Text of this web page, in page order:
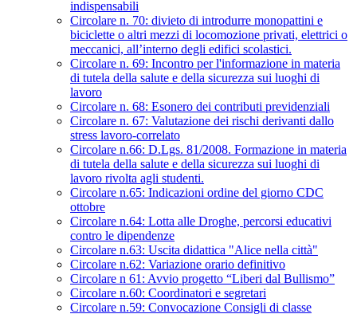
indispensabili
Circolare n. 70: divieto di introdurre monopattini e
biciclette o altri mezzi di locomozione privati, elettrici o
meccanici, all’interno degli edifici scolastici.
Circolare n. 69: Incontro per l'informazione in materia
di tutela della salute e della sicurezza sui luoghi di
lavoro
Circolare n. 68: Esonero dei contributi previdenziali
Circolare n. 67: Valutazione dei rischi derivanti dallo
stress lavoro-correlato
Circolare n.66: D.Lgs. 81/2008. Formazione in materia
di tutela della salute e della sicurezza sui luoghi di
lavoro rivolta agli studenti.
Circolare n.65: Indicazioni ordine del giorno CDC
ottobre
Circolare n.64: Lotta alle Droghe, percorsi educativi
contro le dipendenze
Circolare n.63: Uscita didattica "Alice nella città"
Circolare n.62: Variazione orario definitivo
Circolare n 61: Avvio progetto “Liberi dal Bullismo”
Circolare n.60: Coordinatori e segretari
Circolare n.59: Convocazione Consigli di classe